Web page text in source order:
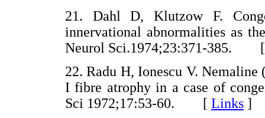
21. Dahl D, Klutzow F.
innervational abnormalities as
Neurol Sci.1974;23:371-385.
22. Radu H, Ionescu V.
I fibre atrophy in a case of
Sci 1972;17:53-60. [ Links ]